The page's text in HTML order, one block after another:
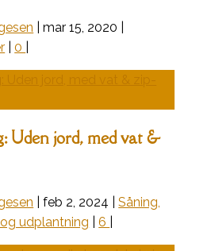
|mar 15, 2020
|0
Uden jord, med vat &
|feb 2, 2024 |Såning,
udplantning |6